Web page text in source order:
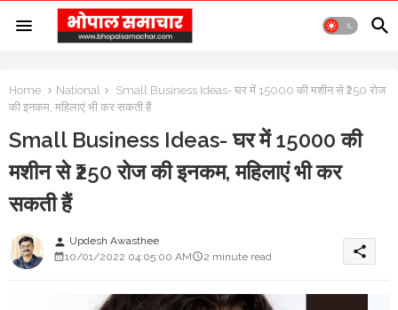
Home National
Small Business Ideas- घर में 15000 की मशीन से ₹250 रोज
की इनकम, महिलाएं भी कर सकती हैं
Small Business Ideas- घर में 15000 की
मशीन से ₹250 रोज की इनकम, महिलाएं भी कर
सकती हैं
person Updesh Awasthee
10/01/2022 04:05:00 AM
2 minute read share